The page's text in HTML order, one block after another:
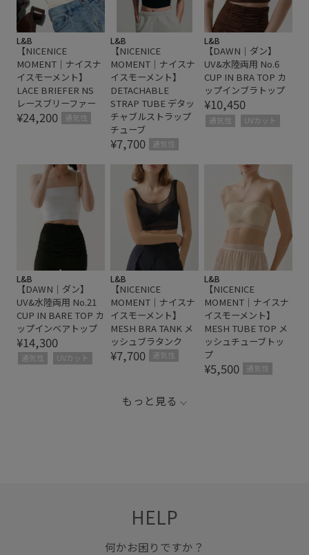
L&B
【NICENICE
MOMENT｜ナイスナ
イスモーメント】
LACE BRIEFER NS
レースブリーファー
¥24,200 通気性
L&B
【NICENICE
MOMENT｜ナイスナ
イスモーメント】
DETACHABLE
STRAP TUBE デタッ
チャブルストラップ
チューブ
¥7,700 通気性
L&B
【DAWN｜ダン】
UV&水陸両用 No.6
CUP IN BRA TOP カ
ップインブラトップ
¥10,450
通気性 UVカット
L&B
【DAWN｜ダン】
UV&水陸両用 No.21
CUP IN BARE TOP カ
ップインベアトップ
¥14,300
通気性 UVカット
L&B
【NICENICE
MOMENT｜ナイスナ
イスモーメント】
MESH BRA TANK メ
ッシュブラタンク
¥7,700 通気性
L&B
【NICENICE
MOMENT｜ナイスナ
イスモーメント】
MESH TUBE TOP メ
ッシュチューブトッ
プ
¥5,500 通気性
もっと見る
HELP
何かお困りですか？